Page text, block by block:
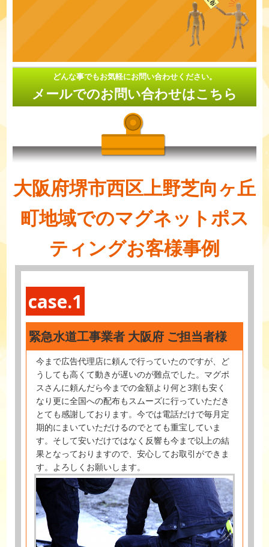
どんな事でもお気軽にお問い合わせください。
メールでのお問い合わせはこちら
大阪府堺市西区上野芝向ヶ丘
町地域でのマグネットポス
ティングお客様事例
case.1
緊急水道工事業者 大阪府 ご担当者様
今まで広告代理店に頼んで行っていたのですが、ど
うしても高くて動きが遅いのが難点でした。マグポ
スさんに頼んだら今までの金額より何と3割も安く
なり更に全国への配布もスムーズに行っていただき
とても感謝しております。今では電話だけで毎月定
期的にまいていただけるのでとても重宝していま
す。そして安いだけではなく反響も今まで以上の結
果となっておりますので、安心してお取引ができま
す。よろしくお願いします。